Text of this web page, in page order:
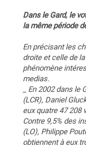
Dans le Gard, le
la même période
En précisant les
droite et celle de
phénomène
medias.
_ En 2002 dans
(LCR), Daniel
eux quatre 47 208
Contre 9,5% des
(LO), Philippe
obtiennent à eux